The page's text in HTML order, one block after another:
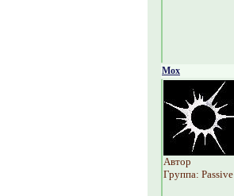
Mox
Автор
Группа: Passive